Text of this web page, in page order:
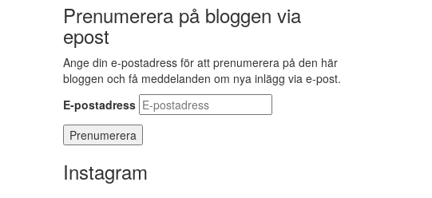
Prenumerera på bloggen via
epost
Ange din e-postadress för att prenumerera på den här
bloggen och få meddelanden om nya inlägg via e-post.
E-postadress
Instagram